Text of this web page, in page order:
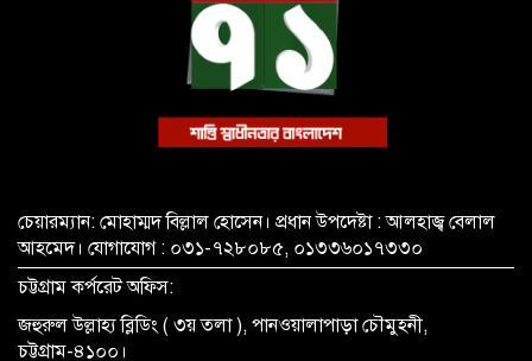
চেয়ারম্যান: মোহাম্মদ বিল্লাল হোসেন। প্রধান উপদেষ্টা : আলহাজ্ব বেলাল
আহমেদ। যোগাযোগ : ০৩১-৭২৮০৮৫, ০১৩৩৬০১৭৩৩০
চট্টগ্রাম কর্পরেট অফিস:
জহুরুল উল্লাহ্য ব্লিডিং ( ৩য় তলা ), পানওয়ালাপাড়া চৌমুহনী,
চট্টগ্রাম-৪১০০।